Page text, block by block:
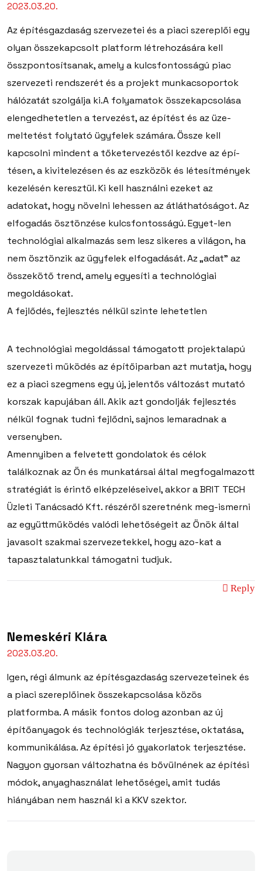
2023.03.20.
Az építésgazdaság szervezetei és a piaci szereplői egy
olyan összekapcsolt platform létrehozására kell
összpontosítsanak, amely a kulcsfontosságú piac
szervezeti rendszerét és a projekt munkacsoportok
hálózatát szolgálja ki.A folyamatok összekapcsolása
elengedhetetlen a tervezést, az építést és az üze-
meltetést folytató ügyfelek számára. Össze kell
kapcsolni mindent a tőketervezéstől kezdve az épí-
tésen, a kivitelezésen és az eszközök és létesítmények
kezelésén keresztül. Ki kell használni ezeket az
adatokat, hogy növelni lehessen az átláthatóságot. Az
elfogadás ösztönzése kulcsfontosságú. Egyet-len
technológiai alkalmazás sem lesz sikeres a világon, ha
nem ösztönzik az ügyfelek elfogadását. Az „adat” az
összekötő trend, amely egyesíti a technológiai
megoldásokat.
A fejlődés, fejlesztés nélkül szinte lehetetlen
A technológiai megoldással támogatott projektalapú
szervezeti működés az építőiparban azt mutatja, hogy
ez a piaci szegmens egy új, jelentős változást mutató
korszak kapujában áll. Akik azt gondolják fejlesztés
nélkül fognak tudni fejlődni, sajnos lemaradnak a
versenyben.
Amennyiben a felvetett gondolatok és célok
találkoznak az Ön és munkatársai által megfogalmazott
stratégiát is érintő elképzeléseivel, akkor a BRIT TECH
Üzleti Tanácsadó Kft. részéről szeretnénk meg-ismerni
az együttműködés valódi lehetőségeit az Önök által
javasolt szakmai szervezetekkel, hogy azo-kat a
tapasztalatunkkal támogatni tudjuk.
Nemeskéri Klára
2023.03.20.
Igen, régi álmunk az építésgazdaság szervezeteinek és
a piaci szereplőinek összekapcsolása közös
platformba. A másik fontos dolog azonban az új
építőanyagok és technológiák terjesztése, oktatása,
kommunikálása. Az építési jó gyakorlatok terjesztése.
Nagyon gyorsan változhatna és bővülnének az építési
módok, anyaghasználat lehetőségei, amit tudás
hiányában nem használ ki a KKV szektor.
Reply